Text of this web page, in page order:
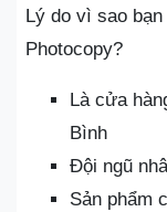
Lý do vì sao
Photocopy?
Là cửa
Bình
Đội ngũ
Sản phẩm